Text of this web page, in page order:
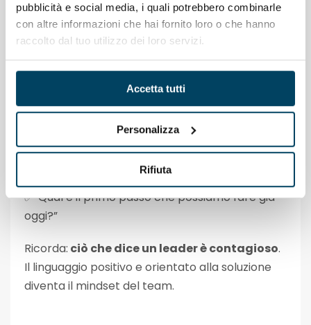
pubblicità e social media, i quali potrebbero combinarle
con altre informazioni che hai fornito loro o che hanno
raccolto dal tuo utilizzo dei loro servizi.
Accetta tutti
Personalizza
Rifiuta
Le parole che usiamo creano la cultura
aziendale. Dire “non possiamo farci niente”
comunica rassegnazione, dire “vediamo come
trasformarla in un’opportunità” ispira possibilità.
Ecco alcune trasformazioni utili:
❌“È impossibile cambiare le cose” diventa
✅“Qual è il primo passo che possiamo fare già
oggi?”
Ricorda: ciò che dice un leader è contagioso.
Il linguaggio positivo e orientato alla soluzione
diventa il mindset del team.